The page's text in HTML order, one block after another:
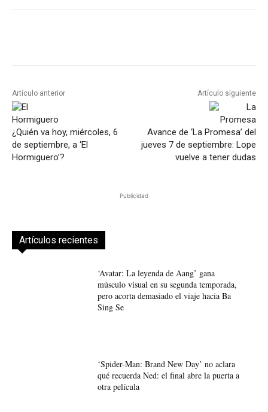
Artículo anterior
¿Quién va hoy, miércoles, 6
de septiembre, a ‘El
Hormiguero’?
Artículo siguiente
Avance de ‘La Promesa’ del
jueves 7 de septiembre: Lope
vuelve a tener dudas
Publicidad
Artículos recientes
‘Avatar: La leyenda de Aang’ gana
músculo visual en su segunda temporada,
pero acorta demasiado el viaje hacia Ba
Sing Se
‘Spider-Man: Brand New Day’ no aclara
qué recuerda Ned: el final abre la puerta a
otra película